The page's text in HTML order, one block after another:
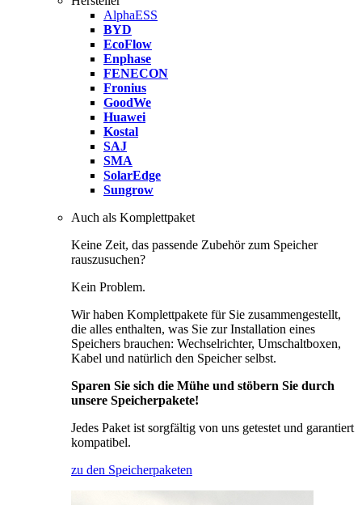
AlphaESS
BYD
EcoFlow
Enphase
FENECON
Fronius
GoodWe
Huawei
Kostal
SAJ
SMA
SolarEdge
Sungrow
Auch als Komplettpaket
Keine Zeit, das passende Zubehör zum Speicher
rauszusuchen?
Kein Problem.
Wir haben Komplettpakete für Sie zusammengestellt,
die alles enthalten, was Sie zur Installation eines
Speichers brauchen: Wechselrichter, Umschaltboxen,
Kabel und natürlich den Speicher selbst.
Sparen Sie sich die Mühe und stöbern Sie durch
unsere Speicherpakete!
Jedes Paket ist sorgfältig von uns getestet und garantiert
kompatibel.
zu den Speicherpaketen